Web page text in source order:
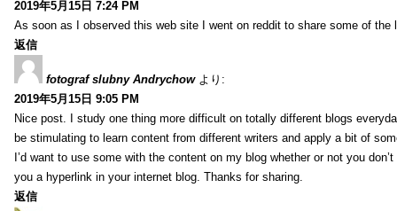
2019年5月15日 7:24 PM
As soon as I observed this web site I went on reddit to share some of the
返信
fotograf slubny Andrychow より:
2019年5月15日 9:05 PM
Nice post. I study one thing more difficult on totally different blogs
be stimulating to learn content from different writers and apply a bit of
I’d want to use some with the content on my blog whether or not you
you a hyperlink in your internet blog. Thanks for sharing.
返信